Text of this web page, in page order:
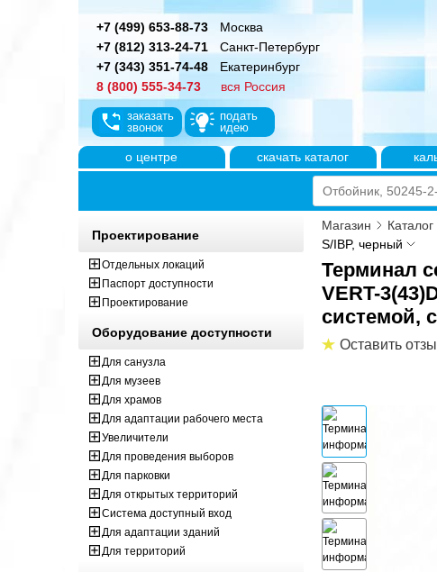
+7 (499) 653-88-73
Москва
+7 (812) 313-24-71
Санкт-Петербург
+7 (343) 351-74-48
Екатеринбург
8 (800) 555-34-73
вся Россия
заказать
звонок
подать
идею
о центре скачать каталог
Магазин Каталог
S/IBP, черный
Терминал
VERT-
системой,
Оставить
Проектирование
Отдельных локаций
Паспорт доступности
Проектирование
Оборудование доступности
Для санузла
Для музеев
Для храмов
Для адаптации рабочего места
Увеличители
Для проведения выборов
Для парковки
Для открытых территорий
Система доступный вход
Для адаптации зданий
Для территорий